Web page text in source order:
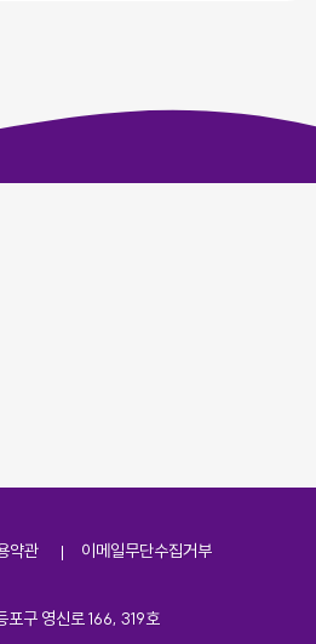
약관 이메일무단수집거부
구 영신로 166, 319호